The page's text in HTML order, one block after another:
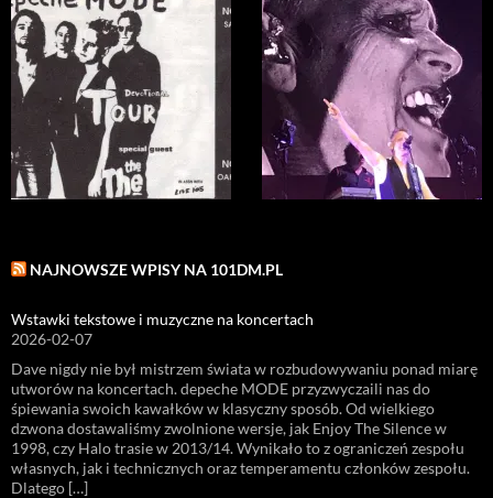
NAJNOWSZE WPISY NA 101DM.PL
Wstawki tekstowe i muzyczne na koncertach
2026-02-07
Dave nigdy nie był mistrzem świata w rozbudowywaniu ponad miarę
utworów na koncertach. depeche MODE przyzwyczaili nas do
śpiewania swoich kawałków w klasyczny sposób. Od wielkiego
dzwona dostawaliśmy zwolnione wersje, jak Enjoy The Silence w
1998, czy Halo trasie w 2013/14. Wynikało to z ograniczeń zespołu
własnych, jak i technicznych oraz temperamentu członków zespołu.
Dlatego […]